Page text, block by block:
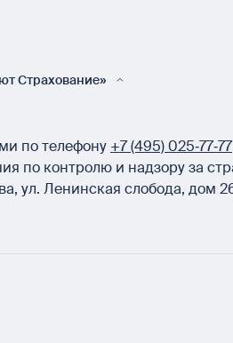
Страхование»
по телефону +7 (495) 025‑77‑77
по контролю и надзору за
, ул. Ленинская слобода, дом